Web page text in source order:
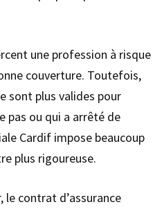
une profession à risque
couverture. Toutefois,
sont plus valides pour
pas ou qui a arrêté de
Cardif impose beaucoup
plus rigoureuse.
le contrat d’assurance